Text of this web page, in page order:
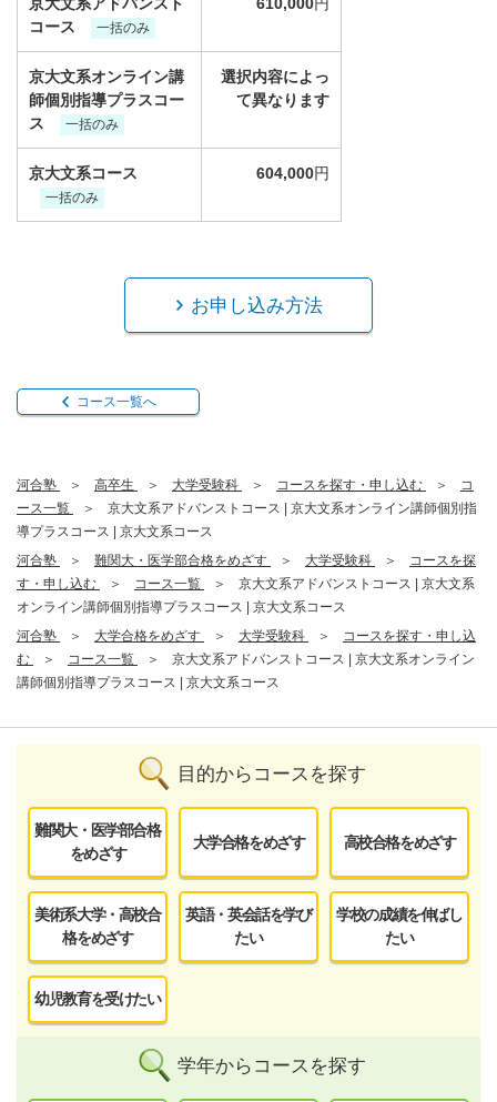
コース
一括のみ
京大文系オンライン講
師個別指導プラスコー
ス
一括のみ
京大文系コース
一括のみ
選択内容によっ
て異なります
604,000円
お申し込み方法
コース一覧へ
河合塾 高卒生 大学受験科 コースを探す・申し込む
コ
ース一覧
京大文系アドバンストコース | 京大文系オンライン講師個別指
導プラスコース | 京大文系コース
河合塾
難関大・医学部合格をめざす 大学受験科
コースを探
す・申し込む
コース一覧
京大文系アドバンストコース | 京大文系
オンライン講師個別指導プラスコース | 京大文系コース
河合塾
大学合格をめざす 大学受験科
コースを探す・申し込
む
コース一覧
京大文系アドバンストコース | 京大文系オンライン
講師個別指導プラスコース | 京大文系コース
目的からコースを探す
難関大・医学部合格
をめざす
大学合格をめざす 高校合格をめざす
美術系大学・高校合
格をめざす
英語・英会話を学び
たい
学校の成績を伸ばし
たい
幼児教育を受けたい
学年からコースを探す